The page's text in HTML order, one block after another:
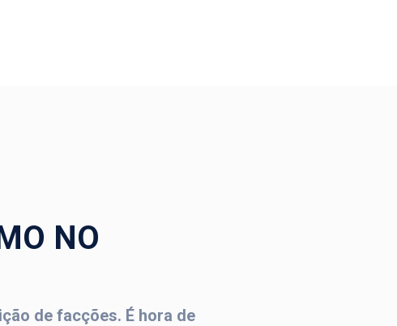
NO
de facções. É hora de